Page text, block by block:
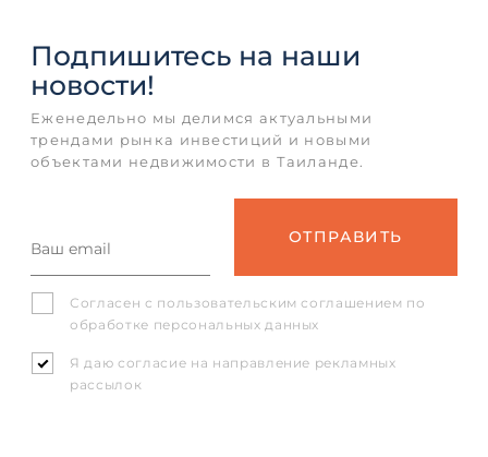
Подпишитесь на наши
новости!
Еженедельно мы делимся актуальными
трендами рынка инвестиций и новыми
объектами недвижимости в Таиланде.
Согласен с пользовательским соглашением по
обработке персональных данных
Я даю согласие на направление рекламных
рассылок